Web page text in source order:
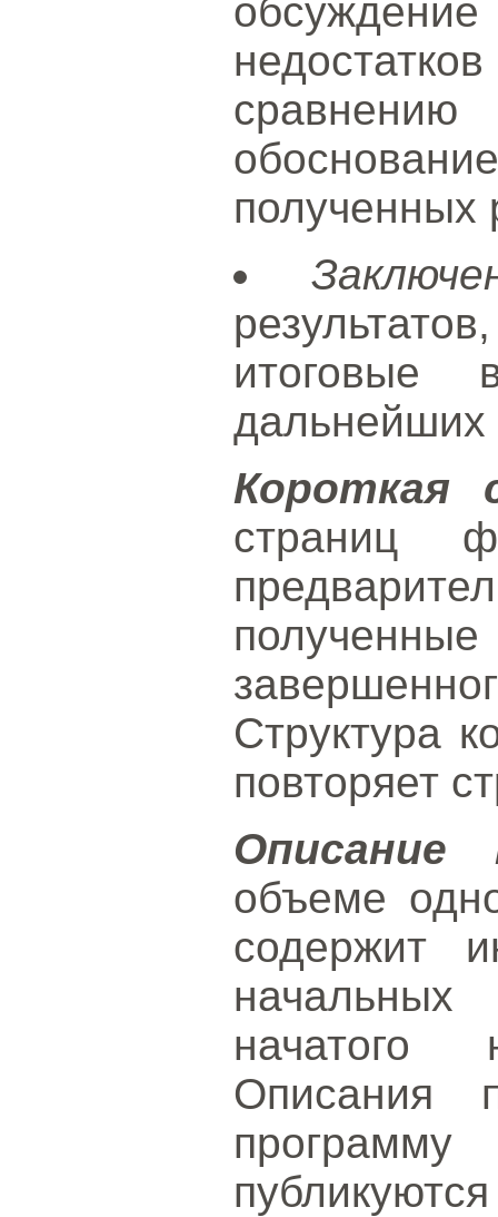
полученных
итоговые
дальнейших
Короткая
страниц
Структура
повторяет
Описание
объеме
содержит
начатого
Описания